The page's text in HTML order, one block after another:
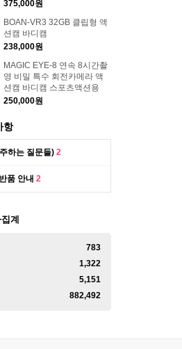
375,000원
BOAN-VR3 32GB 클립형 액
션캠 바디캠
238,000원
MAGIC EYE-8 연속 8시간촬
영 비밀 특수 회전카메라 액
션캠 바디캠 스포츠액션용
250,000원
항
하는 질문들) 2
품 안내 2
계
783
1,322
5,151
882,492